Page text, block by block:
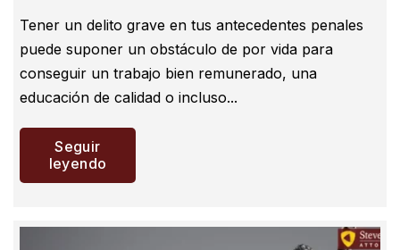
Tener un delito grave en tus antecedentes penales
puede suponer un obstáculo de por vida para
conseguir un trabajo bien remunerado, una
educación de calidad o incluso...
Seguir
leyendo